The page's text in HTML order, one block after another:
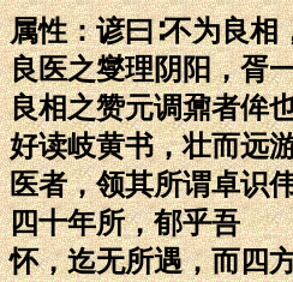
属性：谚曰∶不为良相
良医之燮理阴阳，胥
良相之赞元调鼐者侔
好读岐黄书，壮而远
医者，领其所谓卓识
四十年所，郁乎吾
怀，迄无所遇，而四